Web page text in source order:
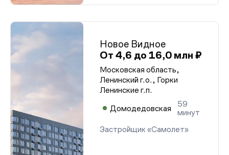
Новое Видное
От 4,6 до 16,0 млн ₽
Московская область,
Ленинский г.о., Горки
Ленинские г.п.
Домодедовская
59
минут
Застройщик «Самолет»